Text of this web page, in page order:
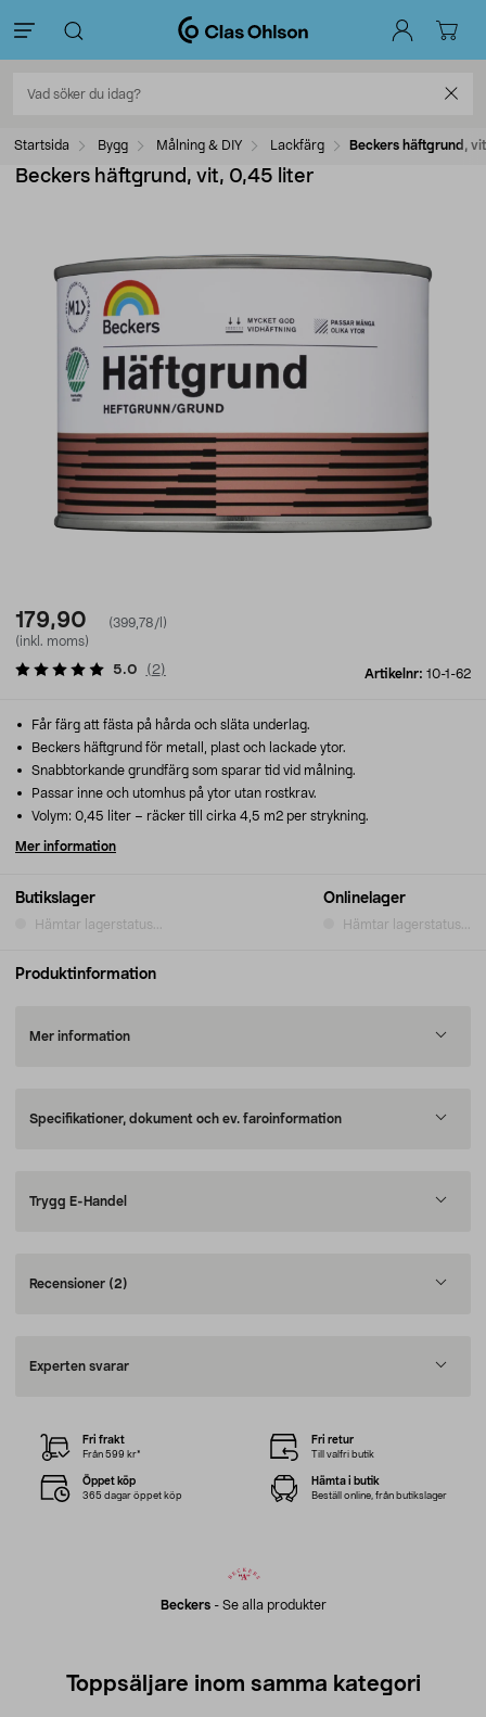
Startsida Bygg Målning & DIY Lackfärg Beckers häftgrund,
Beckers häftgrund, vit, 0,45 liter
179,90
(399,78/l)
(inkl. moms)
Artikelnr: 10-1-62
5.0 ( 2)
Butikslager
Hämtar lagerstatus...
Onlinelager
Hämtar lagerstatus...
Får färg att fästa på hårda och släta underlag.
Beckers häftgrund för metall, plast och lackade ytor.
Snabbtorkande grundfärg som sparar tid vid målning.
Passar inne och utomhus på ytor utan rostkrav.
Volym: 0,45 liter – räcker till cirka 4,5 m2 per strykning.
Mer information
Produktinformation
Mer information
Specifikationer, dokument och ev. faroinformation
Trygg E-Handel
Recensioner (2)
Experten svarar
Beckers- Se alla produkter
Fri frakt
Från 599 kr*
Fri retur
Till valfri butik
Öppet köp
365 dagar öppet köp
Hämta i butik
Beställ online, från butikslager
Toppsäljare inom samma kategori